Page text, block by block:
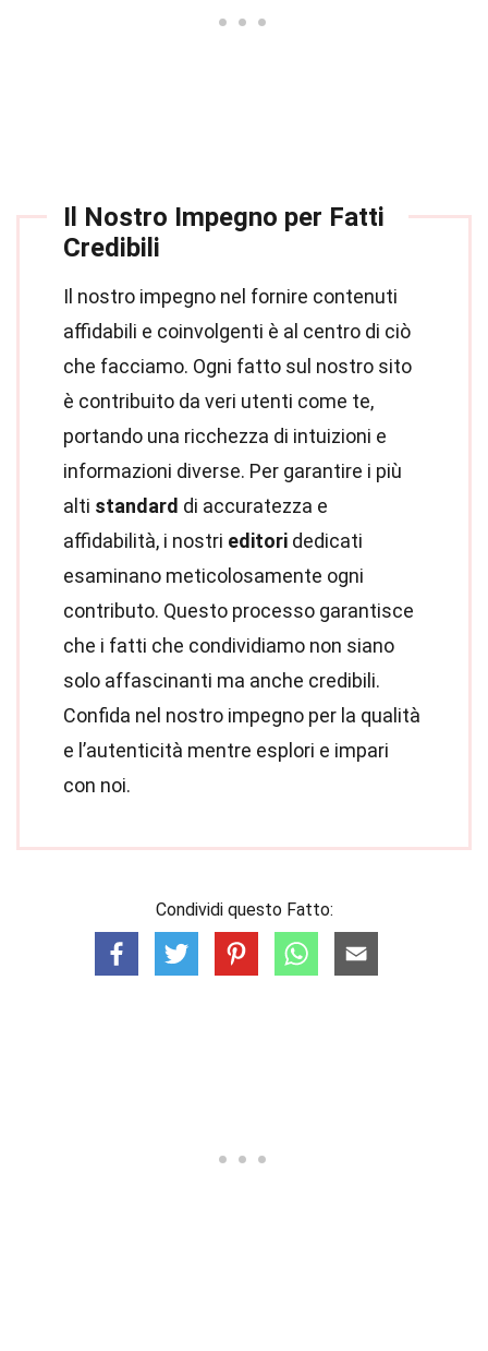
Il Nostro Impegno per Fatti
Credibili
Il nostro impegno nel fornire contenuti
affidabili e coinvolgenti è al centro di ciò
che facciamo. Ogni fatto sul nostro sito
è contribuito da veri utenti come te,
portando una ricchezza di intuizioni e
informazioni diverse. Per garantire i più
alti standard di accuratezza e
affidabilità, i nostri editori dedicati
esaminano meticolosamente ogni
contributo. Questo processo garantisce
che i fatti che condividiamo non siano
solo affascinanti ma anche credibili.
Confida nel nostro impegno per la qualità
e l’autenticità mentre esplori e impari
con noi.
Condividi questo Fatto: